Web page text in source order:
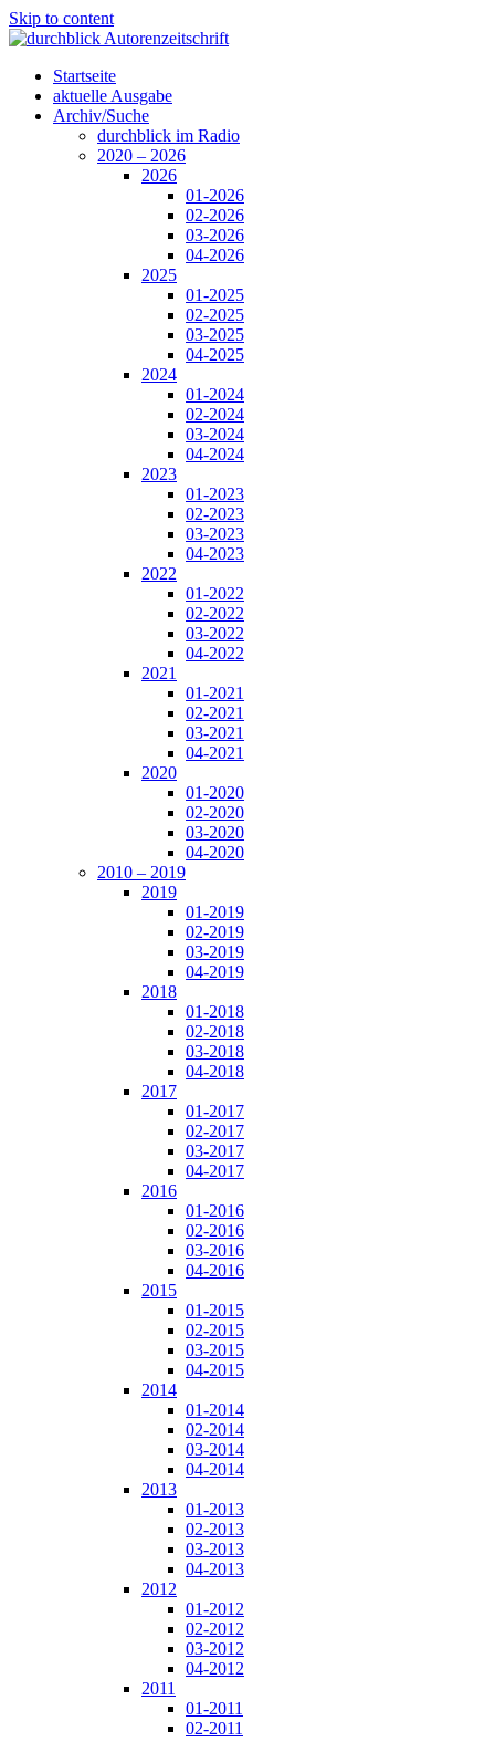
Skip to content
Startseite
aktuelle Ausgabe
Archiv/Suche
durchblick im Radio
2020 – 2026
2026
01-2026
02-2026
03-2026
04-2026
2025
01-2025
02-2025
03-2025
04-2025
2024
01-2024
02-2024
03-2024
04-2024
2023
01-2023
02-2023
03-2023
04-2023
2022
01-2022
02-2022
03-2022
04-2022
2021
01-2021
02-2021
03-2021
04-2021
2020
01-2020
02-2020
03-2020
04-2020
2010 – 2019
2019
01-2019
02-2019
03-2019
04-2019
2018
01-2018
02-2018
03-2018
04-2018
2017
01-2017
02-2017
03-2017
04-2017
2016
01-2016
02-2016
03-2016
04-2016
2015
01-2015
02-2015
03-2015
04-2015
2014
01-2014
02-2014
03-2014
04-2014
2013
01-2013
02-2013
03-2013
04-2013
2012
01-2012
02-2012
03-2012
04-2012
2011
01-2011
02-2011